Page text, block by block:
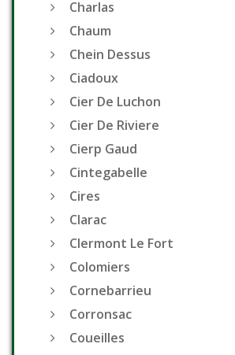
Charlas
Chaum
Chein Dessus
Ciadoux
Cier De Luchon
Cier De Riviere
Cierp Gaud
Cintegabelle
Cires
Clarac
Clermont Le Fort
Colomiers
Cornebarrieu
Corronsac
Coueilles